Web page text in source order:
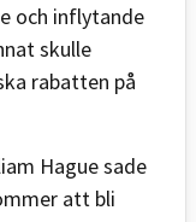
och inflytande
skulle
rabatten på
Hague sade
att bli